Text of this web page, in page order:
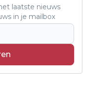
laatste nieuws
in je mailbox